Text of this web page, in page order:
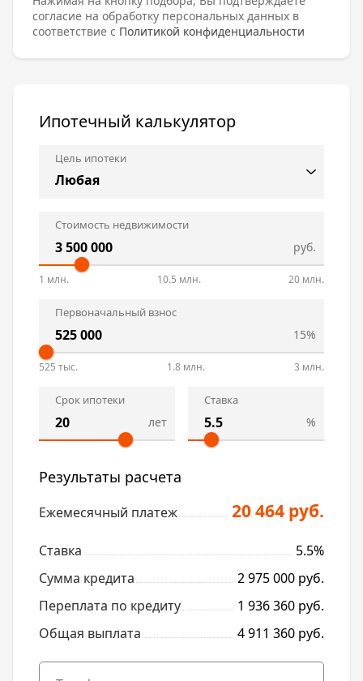
согласие на обработку персональных данных в
соответствие с Политикой конфиденциальности
Ипотечный калькулятор
Цель ипотеки
Стоимость недвижимости
руб.
1 млн. 10.5 млн. 20 млн.
Первоначальный взнос
15%
525 тыс. 1.8 млн. 3 млн.
Срок ипотеки
лет
Ставка
%
Результаты расчета
Ежемесячный платеж 20 464 руб.
Ставка
5.5%
Сумма кредита
2 975 000 руб.
Переплата по кредиту
1 936 360 руб.
Общая выплата
4 911 360 руб.